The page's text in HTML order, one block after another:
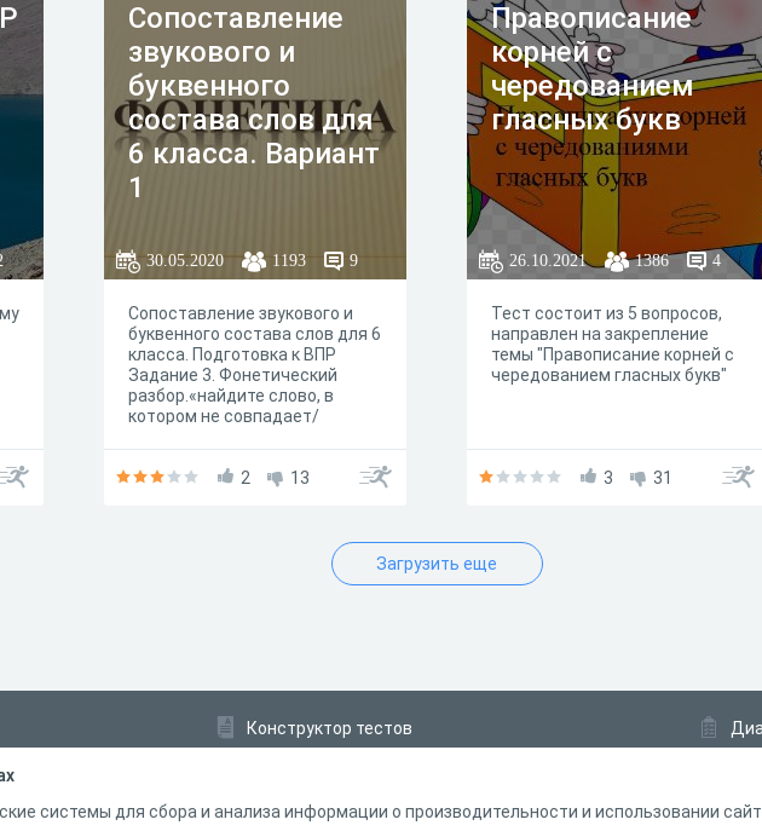
Сопоставление
звукового и
буквенного
состава слов для
6 класса. Вариант
1
30.05.2020 1193 9
Сопоставление звукового и
буквенного состава слов для 6
класса. Подготовка к ВПР
Задание 3. Фонетический
разбор.«найдите слово, в
котором не совпадает/
Объясните причину данного
2 13
Правописание
корней с
чередованием
гласных букв
26.10.2021 1386 4
Тест состоит из 5 вопросов,
направлен на закрепление
темы "Правописание корней с
чередованием гласных букв"
3 31
Загрузить еще
Конструктор тестов
Конструктор кроссвордов
системы для сбора и анализа информации о производительности и использовании